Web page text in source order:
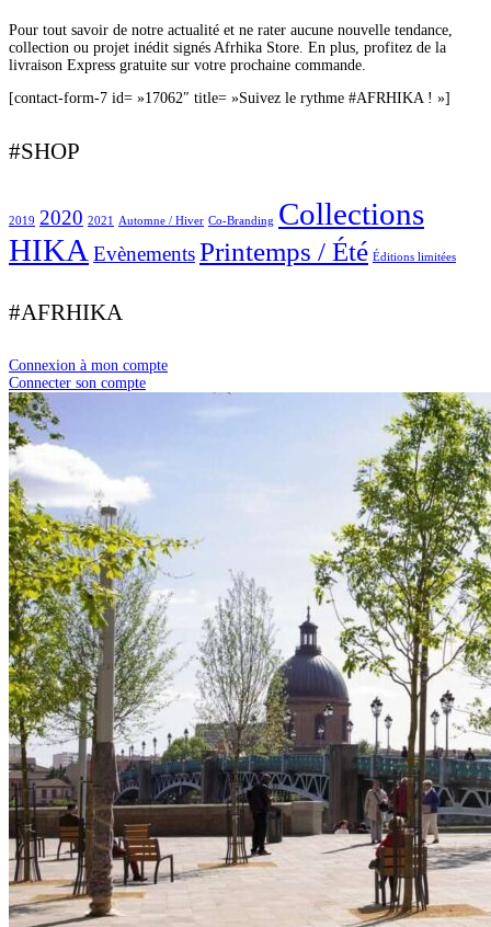
Pour tout savoir de notre actualité et ne rater aucune nouvelle tendance,
collection ou projet inédit signés Afrhika Store. En plus, profitez de la
livraison Express gratuite sur votre prochaine commande.
[contact-form-7 id= »17062″ title= »Suivez le rythme #AFRHIKA ! »]
#SHOP
2019 2020 2021 Automne / Hiver Co-Branding Collections
HIKA EvènementsPrintemps / Été Éditions limitées
#AFRHIKA
Connexion à mon compte
Connecter son compte